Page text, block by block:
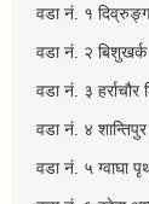
वडा नं. १
वडा नं. २
वडा नं. ३
वडा नं. ४
वडा नं. ५ ग्वाघा